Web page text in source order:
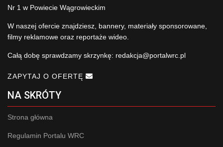
Nr 1 w Powiecie Wągrowieckim
W naszej ofercie znajdziesz, bannery, materiały sponsorowane,
filmy reklamowe oraz reportaże wideo.
Całą dobę sprawdzamy skrzynkę: redakcja@portalwrc.pl
ZAPYTAJ O OFERTĘ
NA SKRÓTY
Strona główna
Regulamin Portalu WRC